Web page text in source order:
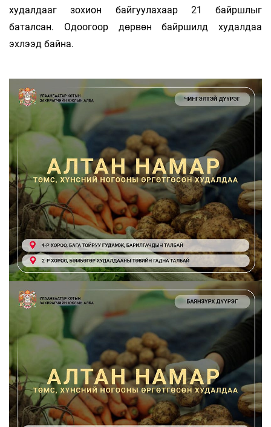
худалдааг зохион байгуулахаар 21 байршлыг
баталсан. Одоогоор дөрвөн байршилд худалдаа
эхлээд байна.